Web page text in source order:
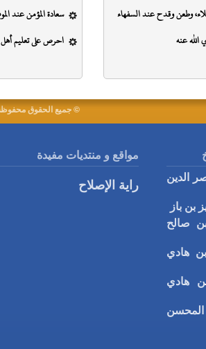
وطعن وقدح عند السفهاء
الله عنه
سعادة المؤمن عند
احرص على تعليم
© جميع الحقوق محفوظة
الدين
بن باز
صالح
هادي
هادي
مواقع و منتديات مفيدة
راية الإصلاح